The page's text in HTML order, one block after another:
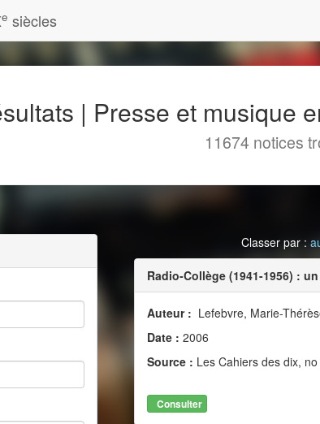
e siècles
| Presse et musique
11674 notices
Classer par :
Radio-Collège (1941-1956) :
Auteur : Lefebvre, Marie-
Date : 2006
Source : Les Cahiers des dix,
Consulter